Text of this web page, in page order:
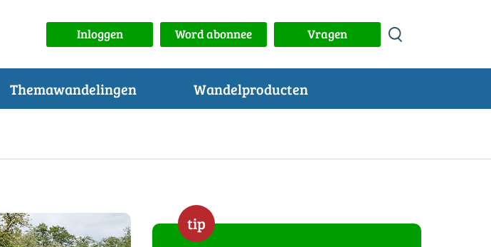
Inloggen Word abonnee Vragen
Themawandelingen Wandelproducten
tip